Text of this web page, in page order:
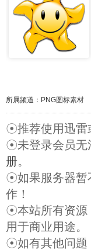
所属频道： PNG图标素材
☉推荐使用迅雷
☉未登录会员无
册。
☉如果服务器暂
作！
☉本站所有资源
用于商业用途。
☉如有其他问题